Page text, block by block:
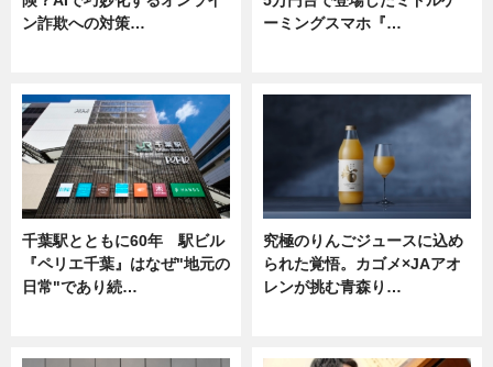
ン詐欺への対策…
ーミングスマホ『…
千葉駅とともに60年 駅ビル
『ペリエ千葉』はなぜ"地元の
日常"であり続…
究極のりんごジュースに込め
られた覚悟。カゴメ×JAアオ
レンが挑む青森り…